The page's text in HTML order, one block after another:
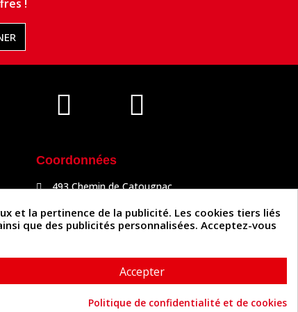
!
Coordonnées
493 Chemin de Catougnac
05 63 34 51 88
contact@cuirenstock.com
et la pertinence de la publicité. Les cookies tiers liés
que des publicités personnalisées. Acceptez-vous
Accepter
Politique de confidentialité et de cookies